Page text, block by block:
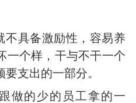
不具备激励性，容易养
一个样，干与不干一个
支出的一部分。
做的少的员工拿的一